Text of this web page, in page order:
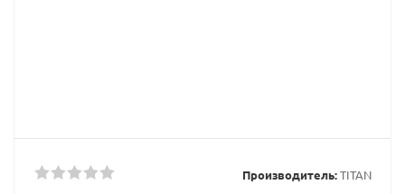
Производитель:TITAN